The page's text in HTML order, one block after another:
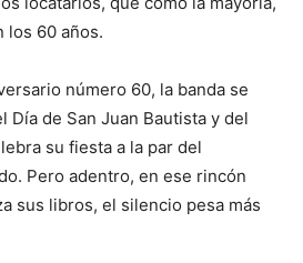
los 60 años.
número 60, la banda se
Día de San Juan Bautista y del
su fiesta a la par del
Pero adentro, en ese rincón
sus libros, el silencio pesa más